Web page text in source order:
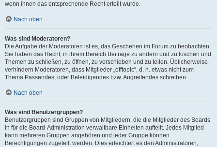
wenn ihnen das entsprechende Recht erteilt wurde.
Nach oben
Was sind Moderatoren?
Die Aufgabe der Moderatoren ist es, das Geschehen im Forum zu beobachten.
Sie haben das Recht, in ihrem Bereich Beiträge zu ändern und zu löschen und
Themen zu schließen, zu öffnen, zu verschieben und zu teilen. Üblicherweise
verhindern Moderatoren, dass Mitglieder „offtopic“, d. h. etwas nicht zum
Thema Passendes, oder Beleidigendes bzw. Angreifendes schreiben.
Nach oben
Was sind Benutzergruppen?
Benutzergruppen sind Gruppen von Mitgliedern, die die Mitglieder des Boards
in für die Board-Administration verwaltbare Einheiten aufteilt. Jedes Mitglied
kann mehreren Gruppen angehören und jeder Gruppe können
Berechtigungen zugeteilt werden. Dies erleichtert es den Administratoren,